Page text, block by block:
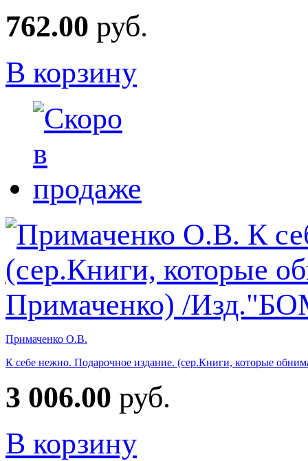
762.00 руб.
В корзину
Примаченко О.В.
К себе нежно. Подарочное издание. (сер.Книги, которые
3 006.00 руб.
В корзину